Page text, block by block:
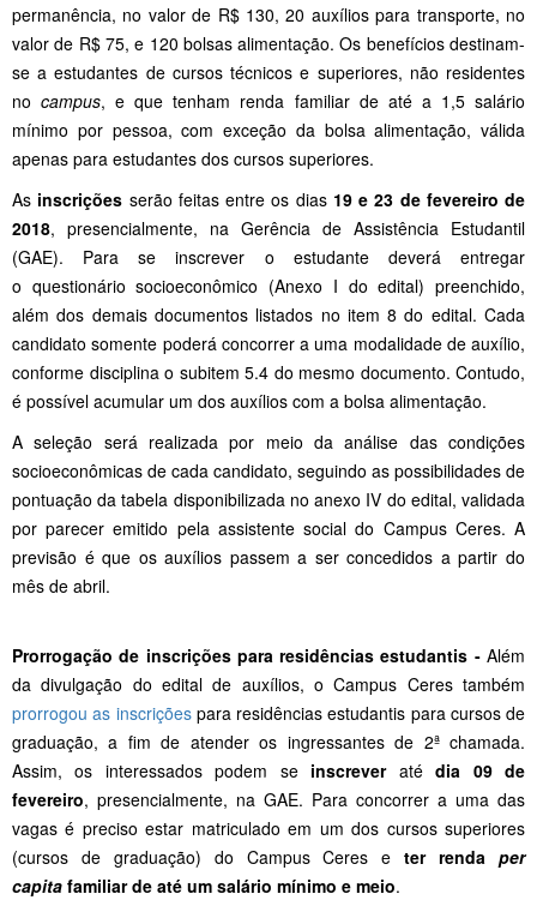
permanência, no valor de R$ 130, 20 auxílios para transporte, no
valor de R$ 75, e 120 bolsas alimentação. Os benefícios destinam-
se a estudantes de cursos técnicos e superiores, não residentes
nocampus, e que tenham renda familiar de até a 1,5 salário
mínimo por pessoa, com exceção da bolsa alimentação, válida
apenas para estudantes dos cursos superiores.
As inscrições serão feitas entre os dias 19 e 23 de fevereiro de
2018, presencialmente, na Gerência de Assistência Estudantil
(GAE). Para se inscrever o estudante deverá entregar
o questionário socioeconômico (Anexo I do edital) preenchido,
além dos demais documentos listados no item 8 do edital. Cada
candidato somente poderá concorrer a uma modalidade de auxílio,
conforme disciplina o subitem 5.4 do mesmo documento. Contudo,
é possível acumular um dos auxílios com a bolsa alimentação.
A seleção será realizada por meio da análise das condições
socioeconômicas de cada candidato, seguindo as possibilidades de
pontuação da tabela disponibilizada no anexo IV do edital, validada
por parecer emitido pela assistente social do Campus Ceres. A
previsão é que os auxílios passem a ser concedidos a partir do
mês de abril.
Prorrogação de inscrições para residências estudantis -Além
da divulgação do edital de auxílios, o Campus Ceres também
prorrogou as inscriçõespara residências estudantis para cursos de
graduação, a fim de atender os ingressantes de 2ª chamada.
Assim, os interessados podem se inscreveratédia 09 de
fevereiro, presencialmente, na GAE. Para concorrer a uma das
vagas é preciso estar matriculado em um dos cursos superiores
(cursos de graduação) do Campus Ceres e ter rendaper
capita familiar de até um salário mínimo e meio.